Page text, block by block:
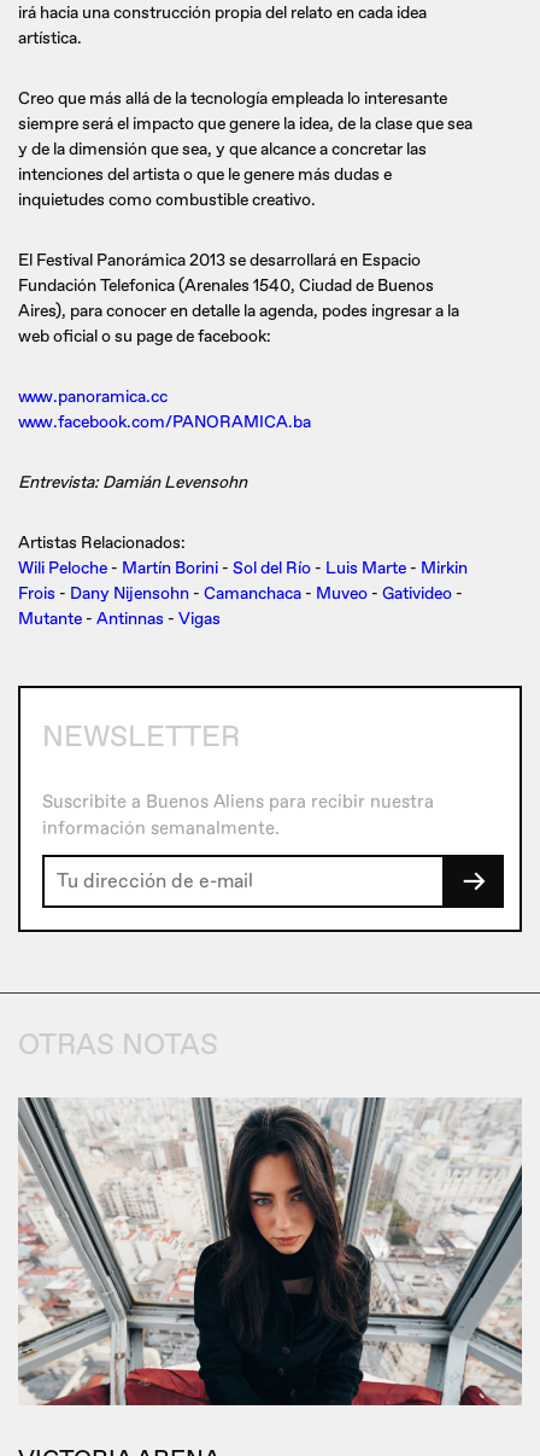
irá hacia una construcción propia del relato en cada idea
artística.
Creo que más allá de la tecnología empleada lo interesante
siempre será el impacto que genere la idea, de la clase que sea
y de la dimensión que sea, y que alcance a concretar las
intenciones del artista o que le genere más dudas e
inquietudes como combustible creativo.
El Festival Panorámica 2013 se desarrollará en Espacio
Fundación Telefonica (Arenales 1540, Ciudad de Buenos
Aires), para conocer en detalle la agenda, podes ingresar a la
web oficial o su page de facebook:
www.panoramica.cc
www.facebook.com/PANORAMICA.ba
Entrevista: Damián Levensohn
Artistas Relacionados:
Wili Peloche - Martín Borini - Sol del Río - Luis Marte - Mirkin
Frois - Dany Nijensohn - Camanchaca - Muveo - Gativideo -
Mutante - Antinnas - Vigas
NEWSLETTER
Suscribite a Buenos Aliens para recibir nuestra
información semanalmente.
→
OTRAS NOTAS